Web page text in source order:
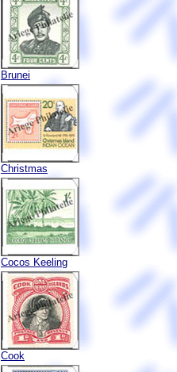
Brunei
Christmas
Cocos Keeling
Cook